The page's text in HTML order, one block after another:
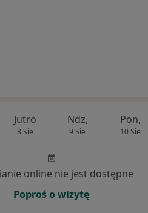
Jutro
8 Sie
Ndz,
9 Sie
Pon,
10 Sie
online nie jest dostępne
Poproś o wizytę